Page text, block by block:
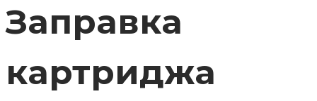
Заправка
картриджа